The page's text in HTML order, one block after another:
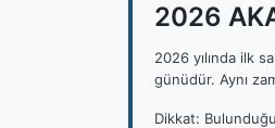
2026
2026 yılında ilk
günüdür. Aynı
Dikkat: